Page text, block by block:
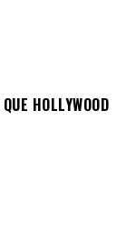
HOLLYWOOD